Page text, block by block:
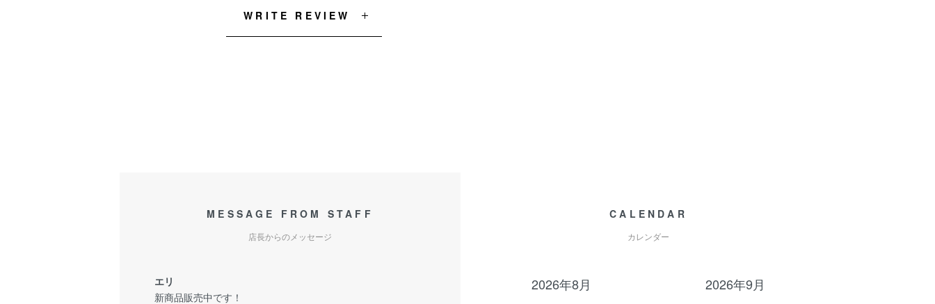
WRITE REVIEW
MESSAGE FROM STAFF
店長からのメッセージ
エリ
新商品販売中です！
CALENDAR
カレンダー
2026年8月 2026年9月